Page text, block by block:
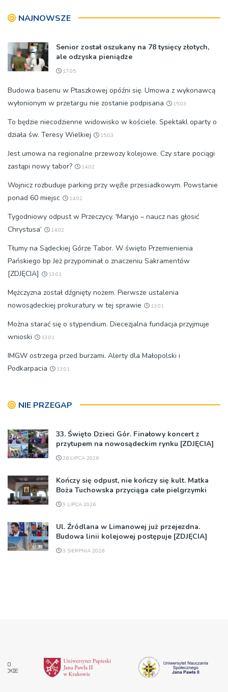
NAJNOWSZE
Senior został oszukany na 78 tysięcy złotych,
ale odzyska pieniądze
17:05
Budowa basenu w Ptaszkowej opóźni się. Umowa z wykonawcą
wyłonionym w przetargu nie zostanie podpisana
15:03
To będzie niecodzienne widowisko w kościele. Spektakl oparty o
działa św. Teresy Wielkiej
15:03
Jest umowa na regionalne przewozy kolejowe. Czy stare pociągi
zastąpi nowy tabor?
14:02
Wojnicz rozbuduje parking przy węźle przesiadkowym. Powstanie
ponad 60 miejsc
14:02
Tygodniowy odpust w Przeczycy. 'Maryjo – naucz nas głosić
Chrystusa’
14:02
Tłumy na Sądeckiej Górze Tabor. W święto Przemienienia
Pańskiego bp Jeż przypominał o znaczeniu Sakramentów
[ZDJĘCIA]
13:01
Mężczyzna został dźgnięty nożem. Pierwsze ustalenia
nowosądeckiej prokuratury w tej sprawie
13:01
Można starać się o stypendium. Diecezjalna fundacja przyjmuje
wnioski
13:01
IMGW ostrzega przed burzami. Alerty dla Małopolski i
Podkarpacia
13:01
NIE PRZEGAP
33. Święto Dzieci Gór. Finałowy koncert z
przytupem na nowosądeckim rynku [ZDJĘCIA]
26 LIPCA 2026
Kończy się odpust, nie kończy się kult. Matka
Boża Tuchowska przyciąga całe pielgrzymki
9 LIPCA 2026
Ul. Źródlana w Limanowej już przejezdna.
Budowa linii kolejowej postępuje [ZDJĘCIA]
3 SIERPNIA 2026